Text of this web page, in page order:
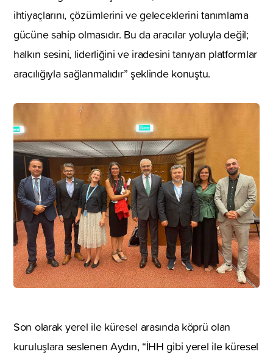
ihtiyaçlarını, çözümlerini ve geleceklerini tanımlama
gücüne sahip olmasıdır. Bu da aracılar yoluyla değil;
halkın sesini, liderliğini ve iradesini tanıyan platformlar
aracılığıyla sağlanmalıdır” şeklinde konuştu.
Son olarak yerel ile küresel arasında köprü olan
kuruluşlara seslenen Aydın, “İHH gibi yerel ile küresel